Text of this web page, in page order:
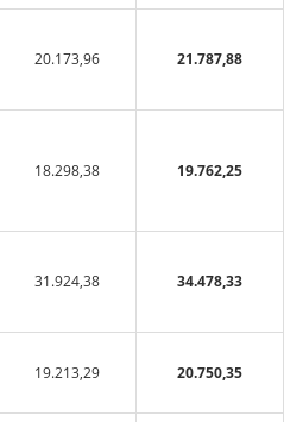
20.173,96 21.787,88
18.298,38 19.762,25
31.924,38 34.478,33
19.213,29 20.750,35